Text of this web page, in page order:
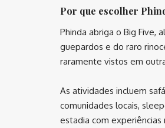
Por que escolher
Phinda abriga o Big Five,
guepardos e do raro
raramente vistos em
As atividades incluem
comunidades locais,
estadia com